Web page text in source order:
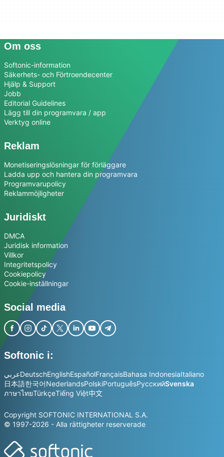
Om oss
Softonic-information
Säkerhets- och Förtroendecenter
Hjälp & Support
Jobb
Editorial Guidelines
Lägg till din programvara / app
Verktyg online
Reklam
Monetiseringslösningar för förläggare
Ladda upp och hantera din programvara
Programvarupolicy
Reklammöjligheter
Juridiskt
DMCA
Juridisk information
Villkor
Integritetspolicy
Cookiepolicy
Cookie-inställningar
Social media
Softonic i:
عربيDeutschEnglishEspañolFrançaisBahasa IndonesiaItaliano
日本語한국어NederlandsPolskiPortuguêsРусскийSvenska
ภาษาไทยTürkçeTiếng Việt中文
Copyright SOFTONIC INTERNATIONAL S.A.
© 1997-2026 - Alla rättigheter reserverade